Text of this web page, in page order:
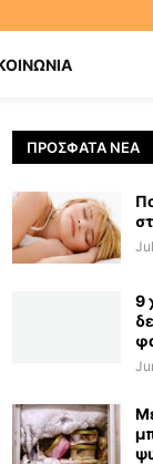
ΠΡΌΣΦΑΤΑ ΝΈΑ
9